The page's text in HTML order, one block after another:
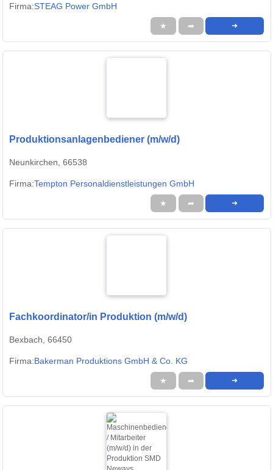
Firma:STEAG Power GmbH
★ ➦ ➜
Produktionsanlagenbediener (m/w/d)
Neunkirchen, 66538
Firma:Tempton Personaldienstleistungen GmbH
★ ➦ ➜
Fachkoordinator/in Produktion (m/w/d)
Bexbach, 66450
Firma:Bakerman Produktions GmbH & Co. KG
★ ➦ ➜